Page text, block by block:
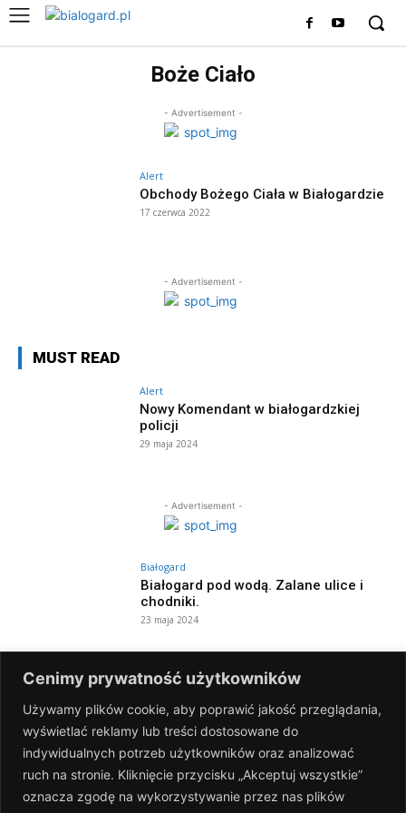
Cenimy prywatność użytkowników
Używamy plików cookie, aby poprawić jakość przeglądania,
wyświetlać reklamy lub treści dostosowane do
indywidualnych potrzeb użytkowników oraz analizować
ruch na stronie. Kliknięcie przycisku „Akceptuj wszystkie”
oznacza zgodę na wykorzystywanie przez nas plików
Boże Ciało
- Advertisement -
Alert
Obchody Bożego Ciała w Białogardzie
17 czerwca 2022
- Advertisement -
MUST READ
Alert
Nowy Komendant w białogardzkiej
policji
29 maja 2024
- Advertisement -
Białogard
Białogard pod wodą. Zalane ulice i
chodniki.
23 maja 2024
Dzień otwarty i święto kolorów w MDK!
8 maja 2024
Białogard
Narodowy Dzień Zwycięstwa
[FOTOGALERIA]